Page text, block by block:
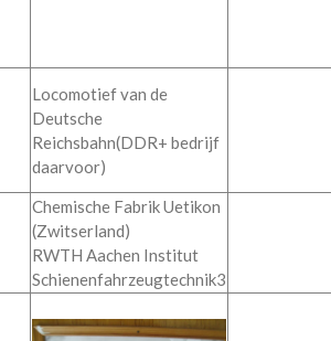
Locomotief van de
Deutsche
Reichsbahn(DDR+ bedrijf
daarvoor)
Chemische Fabrik Uetikon
(Zwitserland)
RWTH Aachen Institut
Schienenfahrzeugtechnik3